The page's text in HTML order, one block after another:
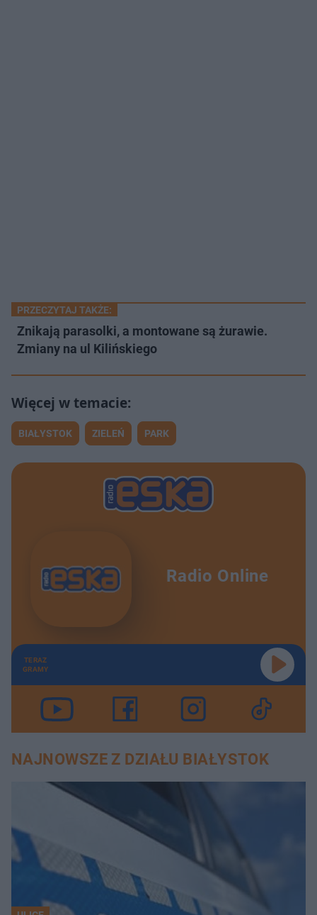
PRZECZYTAJ TAKŻE:
Znikają parasolki, a montowane są żurawie.
Zmiany na ul Kilińskiego
BIAŁYSTOK ZIELEŃ PARK
Radio Online
TERAZ
GRAMY
NAJNOWSZE Z DZIAŁU BIAŁYSTOK